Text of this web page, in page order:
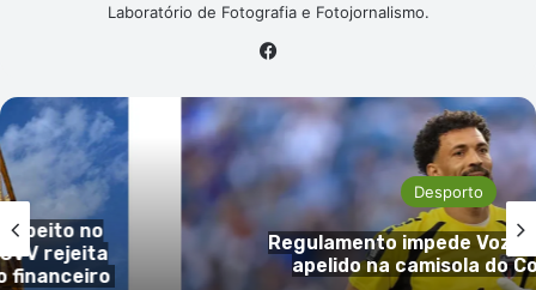
Laboratório de Fotografia e Fotojornalismo.
no
Desporto
Regulamento impede Vozinha de
apelido na camisola do Colo-